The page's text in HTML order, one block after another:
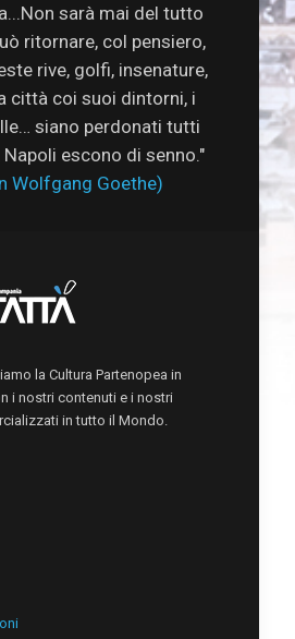
sarà mai del tutto
ritornare, col pensiero,
rive, golfi, insenature,
città coi suoi dintorni, i
siano perdonati tutti
escono di senno."
Wolfgang Goethe)
la Cultura Partenopea in
i nostri contenuti e i nostri
in tutto il Mondo.